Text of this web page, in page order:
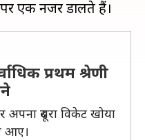
प्रथम श्रेणी
दूसरा विकेट खोया
आए।